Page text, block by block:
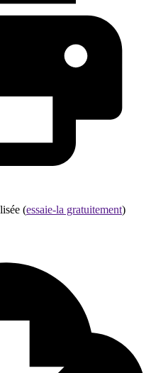
(essaie-la gratuitement)